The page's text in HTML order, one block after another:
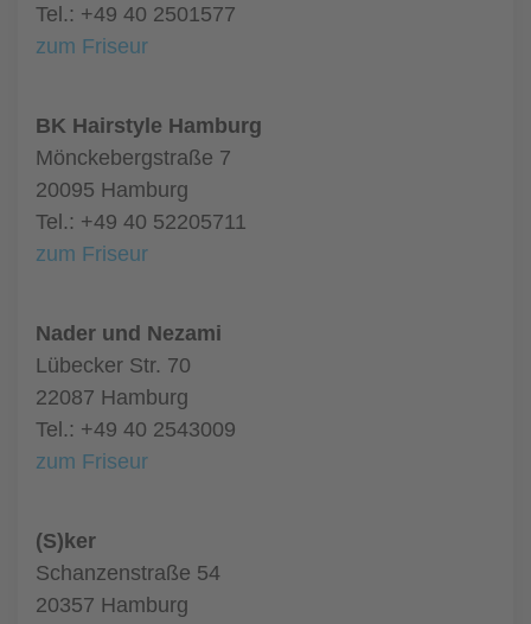
Tel.: +49 40 2501577
zum Friseur
BK Hairstyle Hamburg
Mönckebergstraße 7
20095 Hamburg
Tel.: +49 40 52205711
zum Friseur
Nader und Nezami
Lübecker Str. 70
22087 Hamburg
Tel.: +49 40 2543009
zum Friseur
(S)ker
Schanzenstraße 54
20357 Hamburg